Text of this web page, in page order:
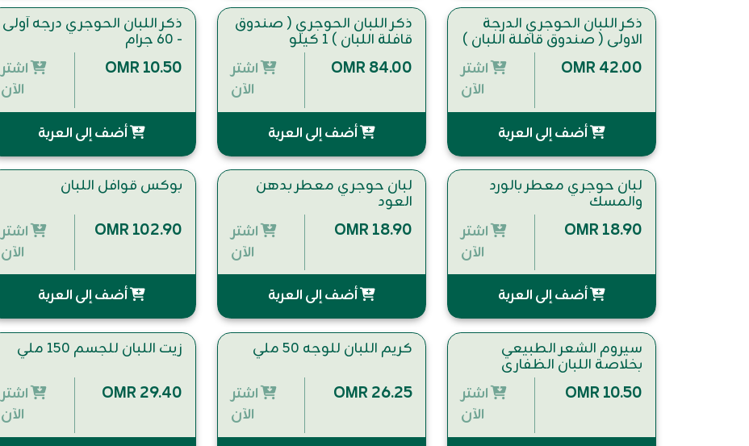
ذكر اللبان الحوجري الدرجة
الاولى ( صندوق قافلة اللبان )
١/٢ كيلو
OMR 42.00
اشتر
الآن
أضف إلى العربة
ذكر اللبان الحوجري ( صندوق
قافلة اللبان ) ١ كيلو
OMR 84.00
اشتر
الآن
أضف إلى العربة
ذكر اللبان الحوجري درجه أولى
- ٦٠ جرام
OMR 10.50
اشتر
الآن
أضف إلى العربة
لبان حوجري معطر بالورد
والمسك
OMR 18.90
اشتر
الآن
أضف إلى العربة
لبان حوجري معطر بدهن
العود
OMR 18.90
اشتر
الآن
أضف إلى العربة
بوكس قوافل اللبان
OMR 102.90
اشتر
الآن
أضف إلى العربة
سيروم الشعر الطبيعي
بخلاصة اللبان الظفاري
ودهن العود 60 ملي
OMR 10.50
اشتر
الآن
كريم اللبان للوجه 50 ملي
OMR 26.25
اشتر
الآن
زيت اللبان للجسم 150 ملي
OMR 29.40
اشتر
الآن